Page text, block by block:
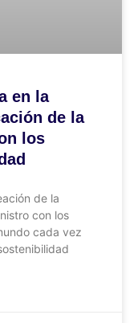
en la
de la
los
de la
con los
cada vez